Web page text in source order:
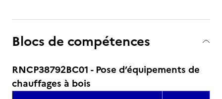
Blocs de compétences
RNCP38792BC01 - Pose d’équipements de
chauffages à bois